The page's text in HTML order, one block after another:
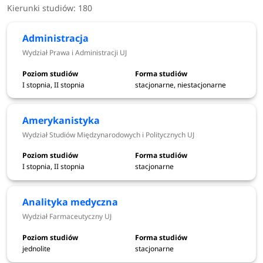
Kierunki studiów na
Jagiellońskim
2026/2027
W nadchodzącym roku akademickim UJ przygotował:
127 kierunków stacjonarnych I stopnia i jednolitych
8 kierunków niestacjonarnych I stopnia i jednolitych
magisterskich
131 kierunków stacjonarnych II stopnia
14 kierunków niestacjonarnych II stopnia
24 kierunki w języku angielskim
sprawdź kierunki studiów Uniwersytet Jagielloński
Kierunki studiów: 180
Administracja
Wydział Prawa i Administracji UJ
I stopnia, II stopnia stacjonarne, niestacjonarne
Amerykanistyka
Wydział Studiów Międzynarodowych i Politycznych UJ
I stopnia, II stopnia stacjonarne
Analityka medyczna
Wydział Farmaceutyczny UJ
jednolite stacjonarne